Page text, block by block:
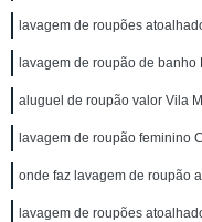
lavagem de roupões
lavagem de roupão de banho
aluguel de roupão valor Vila
lavagem de roupão feminino
onde faz lavagem de roupão
lavagem de roupões